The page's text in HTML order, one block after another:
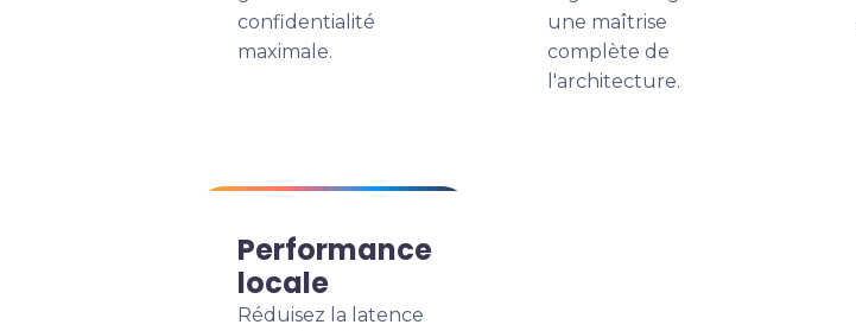
confidentialité
maximale.
une maîtrise
complète de
l'architecture.
Performance
locale
Réduisez la latence